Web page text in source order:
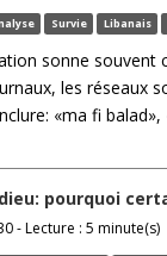
Survie Libanais
sonne souvent
les réseaux
«ma fi
pourquoi
- Lecture : 5 minute(s)